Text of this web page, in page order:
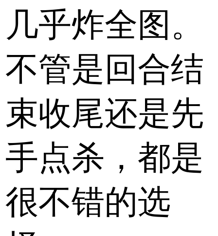
几乎炸全图。
不管是回合结
束收尾还是先
手点杀，都是
很不错的选